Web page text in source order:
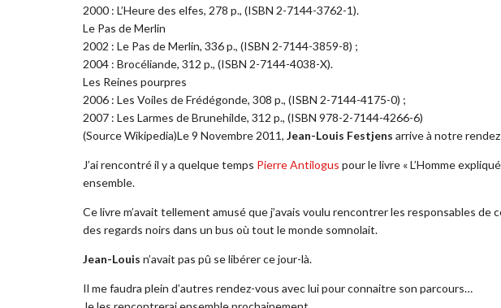
2000 : L’Heure des elfes, 278 p., (ISBN 2-7144-3762-1).
Le Pas de Merlin
2002 : Le Pas de Merlin, 336 p., (ISBN 2-7144-3859-8) ;
2004 : Brocéliande, 312 p., (ISBN 2-7144-4038-X).
Les Reines pourpres
2006 : Les Voiles de Frédégonde, 308 p., (ISBN 2-7144-4175-0) ;
2007 : Les Larmes de Brunehilde, 312 p., (ISBN 978-2-7144-4266-6)
(Source Wikipedia)Le 9 Novembre 2011, Jean-Louis Festjens arrive à notre
J’ai rencontré il y a quelque temps Pierre Antilogus pour le livre « L’Homme
ensemble.
Ce livre m’avait tellement amusé que j’avais voulu rencontrer les responsables de
des regards noirs dans un bus où tout le monde somnolait.
Jean-Louis n’avait pas pû se libérer ce jour-là.
Il me faudra plein d’autres rendez-vous avec lui pour connaitre son parcours…